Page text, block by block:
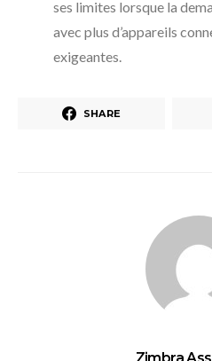
ses limites lorsque la
avec plus d’appareils
exigeantes.
SHARE